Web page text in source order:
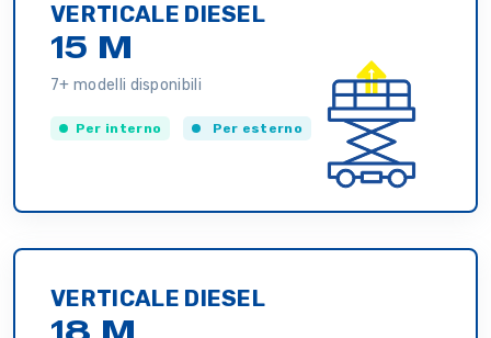
VERTICALE DIESEL
15 M
7+ modelli disponibili
Per interno Per esterno
VERTICALE DIESEL